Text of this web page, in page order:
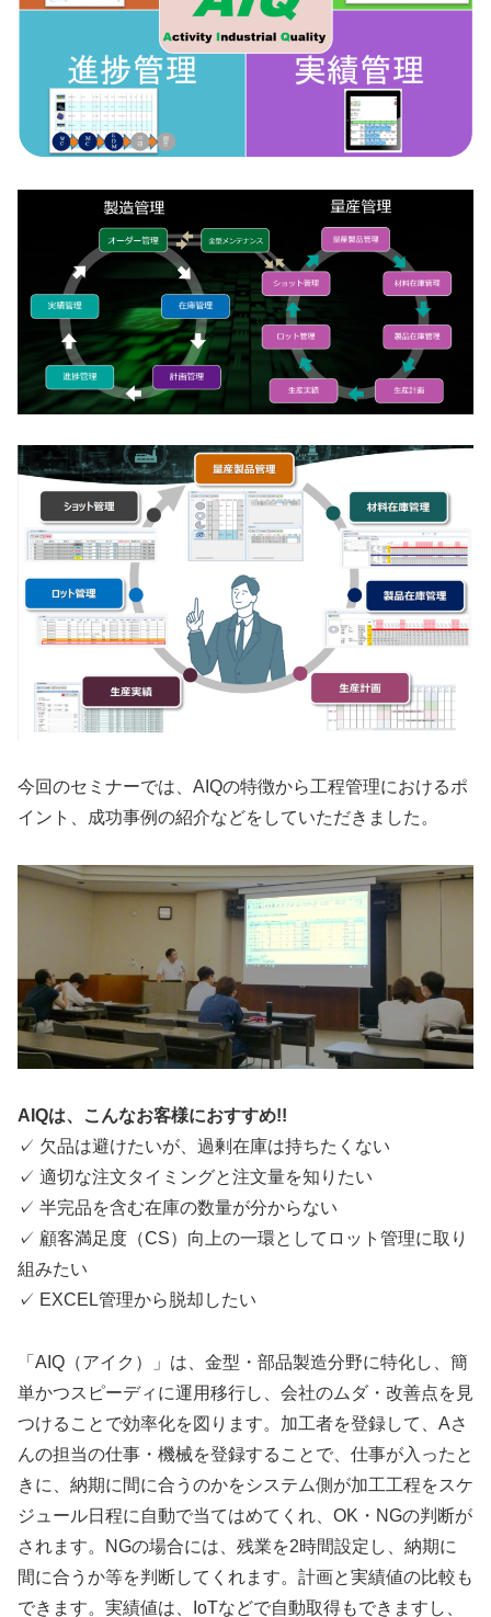
今回のセミナーでは、AIQの特徴から工程管理におけるポ
イント、成功事例の紹介などをしていただきました。
AIQは、こんなお客様におすすめ!!
✓ 欠品は避けたいが、過剰在庫は持ちたくない
✓ 適切な注文タイミングと注文量を知りたい
✓ 半完品を含む在庫の数量が分からない
✓ 顧客満足度（CS）向上の一環としてロット管理に取り
組みたい
✓ EXCEL管理から脱却したい
「AIQ（アイク）」は、金型・部品製造分野に特化し、簡
単かつスピーディに運用移行し、会社のムダ・改善点を見
つけることで効率化を図ります。加工者を登録して、Aさ
んの担当の仕事・機械を登録することで、仕事が入ったと
きに、納期に間に合うのかをシステム側が加工工程をスケ
ジュール日程に自動で当てはめてくれ、OK・NGの判断が
されます。NGの場合には、残業を2時間設定し、納期に
間に合うか等を判断してくれます。計画と実績値の比較も
できます。実績値は、IoTなどで自動取得もできますし、